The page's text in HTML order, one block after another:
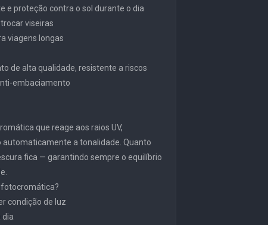
e proteção contra o sol durante o dia
viseiras
viagens longas
de alta qualidade, resistente a riscos
embaciamento
que reage aos raios UV,
automaticamente a tonalidade. Quanto
fica — garantindo sempre o equilíbrio
condição de luz
dia